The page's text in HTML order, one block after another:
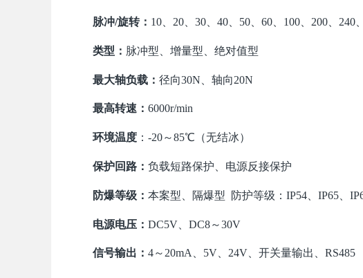
脉冲/旋转： 10、20、30、40、50、60、100、200、240
类型 ： 脉冲型、增量型、绝对值型
最大轴负载： 径向30N、轴向20N
最高转速： 6000r/min
环境温度： -20～85℃（无结冰）
保护回路： 负载短路保护、电源反接保护
防爆等级： 本案型、隔爆型 防护等级： IP54、IP65、
电源电压： DC5V、DC8～30V
信号输出： 4～20mA、5V、24V、开关量输出、RS485